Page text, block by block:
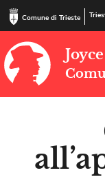
Comune di Trieste